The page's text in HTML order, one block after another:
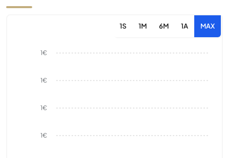
1S 1M 6M 1A MAX
1€
1€
1€
1€